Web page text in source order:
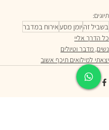
תיוגים:
בשביל זה יומן מסעאירוח במדבר
כל הדרך אליי
נשים, מדבר וטיולים
יצאתי למילואים תיכף אשוב